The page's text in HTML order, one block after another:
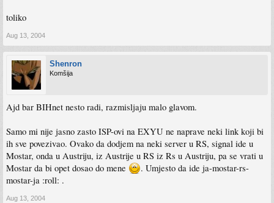
toliko
Aug 13, 2004
Shenron
Komšija
Ajd bar BIHnet nesto radi, razmisljaju malo glavom.
Samo mi nije jasno zasto ISP-ovi na EXYU ne naprave neki link koji bi
ih sve povezivao. Ovako da dodjem na neki server u RS, signal ide u
Mostar, onda u Austriju, iz Austrije u RS iz Rs u Austriju, pa se vrati u
Mostar da bi opet dosao do mene
. Umjesto da ide ja-mostar-rs-
mostar-ja :roll: .
Aug 13, 2004